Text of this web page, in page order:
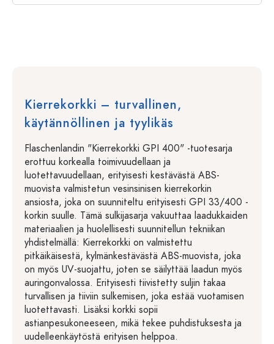
Kierrekorkki – turvallinen,
käytännöllinen ja tyylikäs
Flaschenlandin "Kierrekorkki GPI 400" -tuotesarja
erottuu korkealla toimivuudellaan ja
luotettavuudellaan, erityisesti kestävästä ABS-
muovista valmistetun vesinsinisen kierrekorkin
ansiosta, joka on suunniteltu erityisesti GPI 33/400 -
korkin suulle. Tämä sulkijasarja vakuuttaa laadukkaiden
materiaalien ja huolellisesti suunnitellun tekniikan
yhdistelmällä: Kierrekorkki on valmistettu
pitkäikäisestä, kylmänkestävästä ABS-muovista, joka
on myös UV-suojattu, joten se säilyttää laadun myös
auringonvalossa. Erityisesti tiivistetty suljin takaa
turvallisen ja tiiviin sulkemisen, joka estää vuotamisen
luotettavasti. Lisäksi korkki sopii
astianpesukoneeseen, mikä tekee puhdistuksesta ja
uudelleenkäytöstä erityisen helppoa.